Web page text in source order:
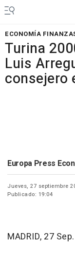
ECONOMÍA
Turina
Luis
consejero
Europa Press
Jueves, 27 septiembre
Publicado: 19:04
MADRID, 27